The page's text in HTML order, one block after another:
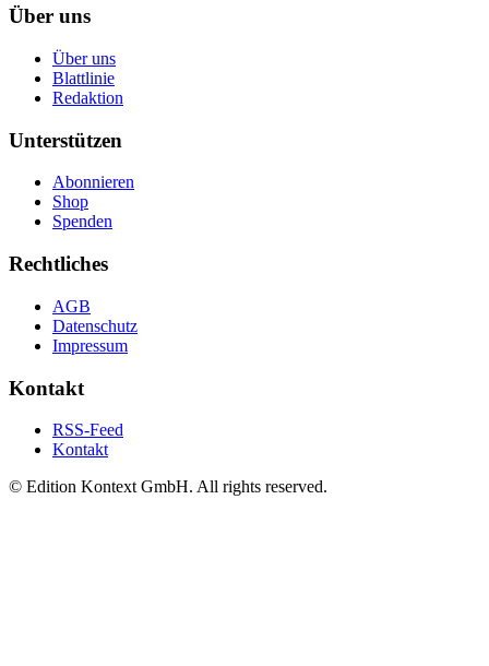
Über uns
Über uns
Blattlinie
Redaktion
Unterstützen
Abonnieren
Shop
Spenden
Rechtliches
AGB
Datenschutz
Impressum
Kontakt
RSS-Feed
Kontakt
© Edition Kontext GmbH. All rights reserved.